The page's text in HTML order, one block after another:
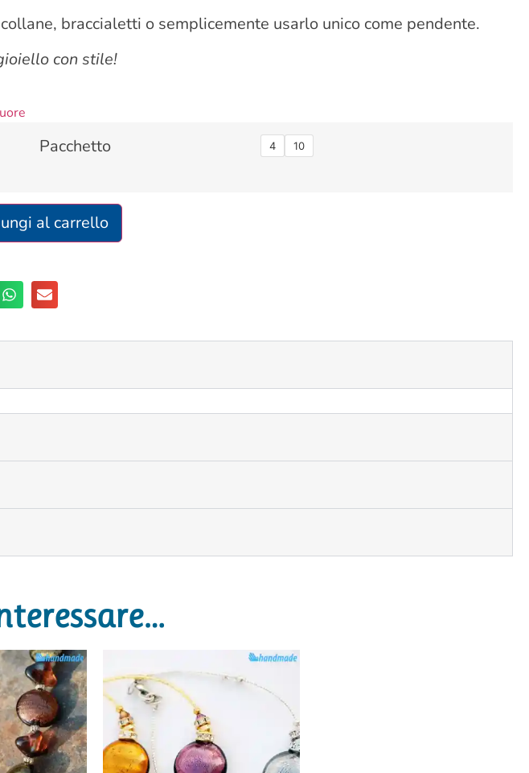
braccialetti o semplicemente usarlo unico come pendente.
con stile!
Pacchetto 4 10
al carrello